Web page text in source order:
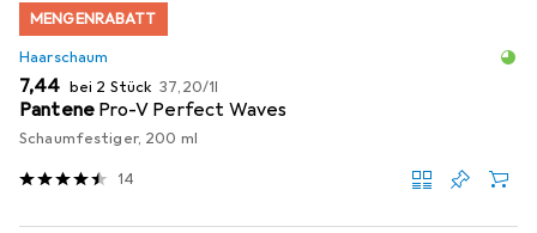
MENGENRABATT
Haarschaum
EUR
7,44 bei 2 Stück EUR
37,20/1l
Pantene Pro-V Perfect Waves
Schaumfestiger, 200 ml
14